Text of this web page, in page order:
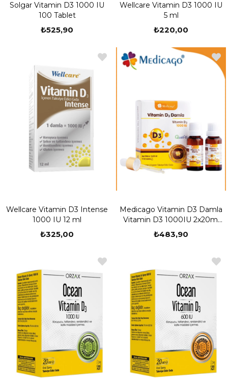
Solgar Vitamin D3 1000 IU
100 Tablet
₺525,90
Wellcare Vitamin D3 1000 IU
5 ml
₺220,00
Wellcare Vitamin D3 Intense
1000 IU 12 ml
₺325,00
Medicago Vitamin D3 Damla
Vitamin D3 1000IU 2x20ml
(40ml)
₺483,90